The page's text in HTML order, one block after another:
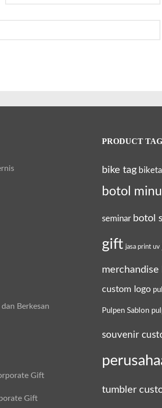
Berkesan
Gift
Gift
PRODUCT
bike tag
botol
seminar botol
gift jasa print uv
merchandise
custom logo
Pulpen Sablon
souvenir
tumbler